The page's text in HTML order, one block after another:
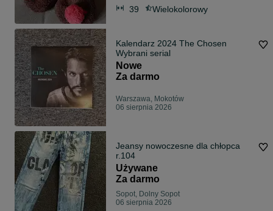
39 Wielokolorowy
Kalendarz 2024 The Chosen
Wybrani serial
Nowe
Za darmo
Warszawa, Mokotów
06 sierpnia 2026
Jeansy nowoczesne dla chłopca
r.104
Używane
Za darmo
Sopot, Dolny Sopot
06 sierpnia 2026